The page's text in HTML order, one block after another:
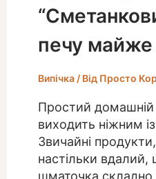
печу
Випічка/ Від Просто
Простий домашній
виходить ніжним
Звичайні
настільки вдалий,
шматочка